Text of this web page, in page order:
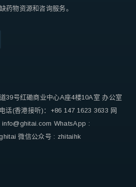
药物资源和咨询服务。
39号红磡商业中心A座4楼10A室 办公室
话(香港接听)：+86 147 1623 3633 网
info@ghitai.com WhatsApp :
微信公众号 : zhitaihk